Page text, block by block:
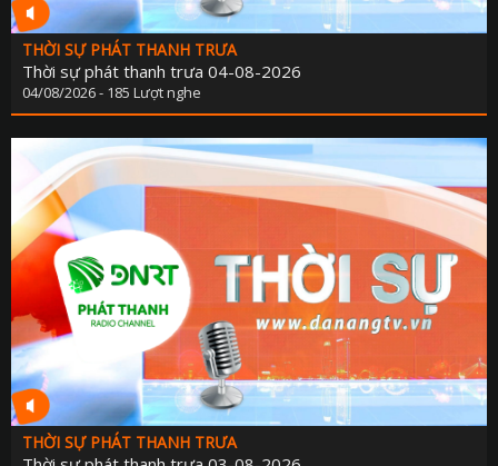
PHÁP
CHÍNH SÁCH - VĂN BẢN
THỂ
VĂN HÓA - GIẢI
Y TẾ - GIÁO
GÓP Ý DỰ THẢO LUẬT ĐẤT ĐAI (SỬA
TIẾNG DÂN TỘC THIỂU
DÂN TỘC VÀ MIỀN NÚI TIẾNG CƠ
SẢN VẬT VÙNG CAO TIẾNG CƠ
CHUYÊN MỤC THÔNG BÁO - QUẢNG
THỜI SỰ PHÁT THANH TRƯA
Thời sự phát thanh trưa 04-08-2026
04/08/2026 - 185 Lượt nghe
THỜI SỰ PHÁT THANH TRƯA